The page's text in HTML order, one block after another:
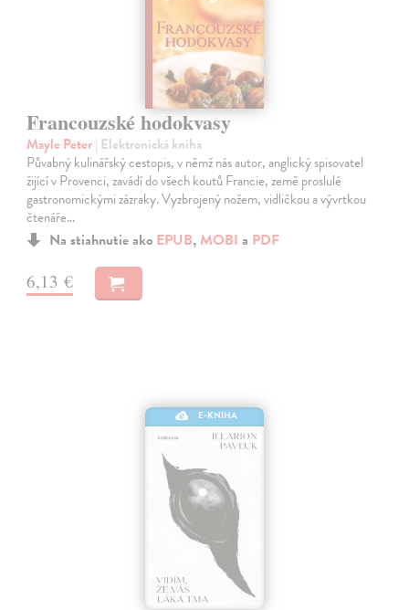
Francouzské hodokvasy
Mayle Peter| Elektronická kniha
Půvabný kulinářský cestopis, v němž nás autor, anglický spisovatel
žijící v Provenci, zavádí do všech koutů Francie, země proslulé
gastronomickými zázraky. Vyzbrojený nožem, vidličkou a vývrtkou
čtenáře…
Na stiahnutie ako EPUB, MOBI a PDF
6,13 €
E-KNIHA